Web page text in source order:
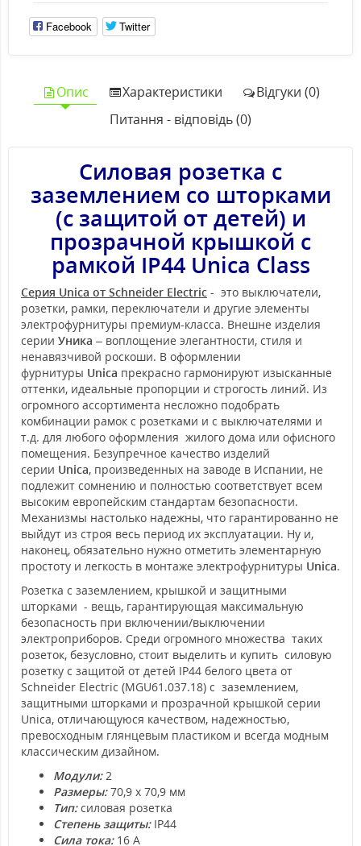
Facebook Twitter
Опис Характеристики
Відгуки (0)
Питання - відповідь (0)
Силовая розетка с
заземлением со шторками
(с защитой от детей) и
прозрачной крышкой с
рамкой IP44 Unica Class
Серия Unica от Schneider Electric - это выключатели,
розетки, рамки, переключатели и другие элементы
электрофурнитуры премиум-класса. Внешне изделия
серии Уника – воплощение элегантности, стиля и
ненавязчивой роскоши. В оформлении
фурнитуры Unica прекрасно гармонируют изысканные
оттенки, идеальные пропорции и строгость линий. Из
огромного ассортимента несложно подобрать
комбинации рамок с розетками и с выключателями и
т.д. для любого оформления жилого дома или офисного
помещения. Безупречное качество изделий
серии Unica, произведенных на заводе в Испании, не
подлежит сомнению и полностью соответствует всем
высоким европейским стандартам безопасности.
Механизмы настолько надежны, что гарантированно не
выйдут из строя весь период их эксплуатации. Ну и,
наконец, обязательно нужно отметить элементарную
простоту и легкость в монтаже электрофурнитуры Unica.
Розетка с заземлением, крышкой и защитными
шторками - вещь, гарантирующая максимальную
безопасность при включении/выключении
электроприборов. Среди огромного множества таких
розеток, безусловно, стоит выделить и купить силовую
розетку с защитой от детей IP44 белого цвета от
Schneider Electric (MGU61.037.18) с заземлением,
защитными шторками и прозрачной крышкой серии
Unica, отличающуюся качеством, надежностью,
превосходным глянцевым пластиком и всегда модным
классическим дизайном.
Модули:2
Размеры:70,9 х 70,9 мм
Тип:силовая розетка
Степень защиты: IP44
Сила тока:16 А